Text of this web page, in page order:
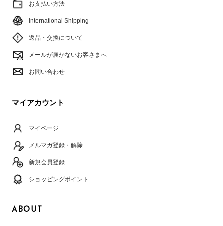
お支払い方法
International Shipping
返品・交換について
メールが届かないお客さまへ
お問い合わせ
マイアカウント
マイページ
メルマガ登録・解除
新規会員登録
ショッピングポイント
ABOUT